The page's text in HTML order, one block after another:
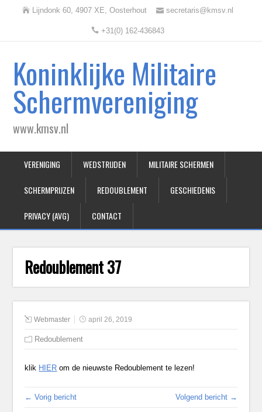
Lijndonk 60, 4907 XE, Oosterhout secretaris@kmsv.nl
+31(0) 162-436843
Koninklijke Militaire
Schermvereniging
www.kmsv.nl
VERENIGING WEDSTRIJDEN MILITAIRE SCHERMEN
SCHERMPRIJZEN REDOUBLEMENT GESCHIEDENIS
PRIVACY (AVG) CONTACT
Redoublement 37
Webmaster april 26, 2019
Redoublement
klik HIER om de nieuwste Redoublement te lezen!
← Vorig bericht Volgend bericht →